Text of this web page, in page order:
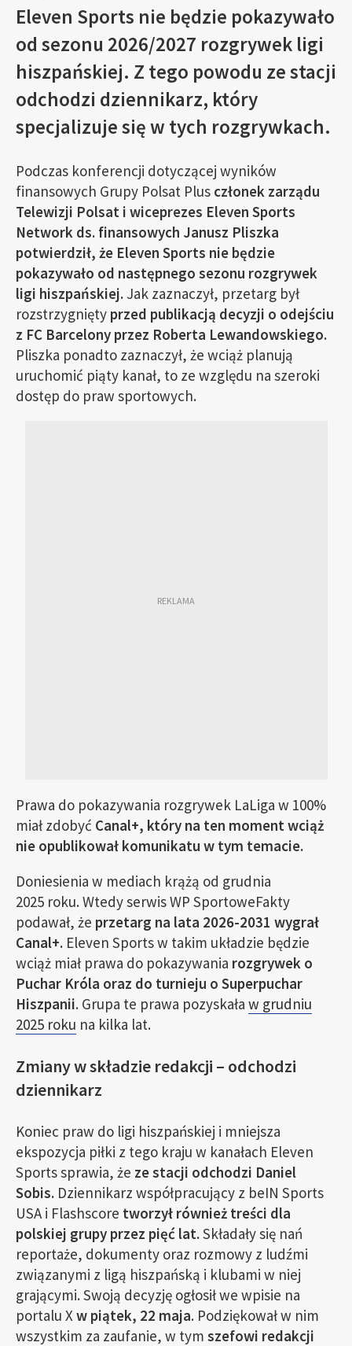
Eleven Sports nie będzie pokazywało
od sezonu 2026/2027 rozgrywek ligi
hiszpańskiej. Z tego powodu ze stacji
odchodzi dziennikarz, który
specjalizuje się w tych rozgrywkach.
Podczas konferencji dotyczącej wyników
finansowych Grupy Polsat Plus członek zarządu
Telewizji Polsat i wiceprezes Eleven Sports
Network ds. finansowych Janusz Pliszka
potwierdził, że Eleven Sports nie będzie
pokazywało od następnego sezonu rozgrywek
ligi hiszpańskiej. Jak zaznaczył, przetarg był
rozstrzygnięty przed publikacją decyzji o odejściu
z FC Barcelony przez Roberta Lewandowskiego.
Pliszka ponadto zaznaczył, że wciąż planują
uruchomić piąty kanał, to ze względu na szeroki
dostęp do praw sportowych.
Prawa do pokazywania rozgrywek LaLiga w 100%
miał zdobyć Canal+, który na ten moment wciąż
nie opublikował komunikatu w tym temacie.
Doniesienia w mediach krążą od grudnia
2025 roku. Wtedy serwis WP SportoweFakty
podawał, że przetarg na lata 2026-2031 wygrał
Canal+. Eleven Sports w takim układzie będzie
wciąż miał prawa do pokazywania rozgrywek o
Puchar Króla oraz do turnieju o Superpuchar
Hiszpanii. Grupa te prawa pozyskała w grudniu
2025 roku na kilka lat.
Zmiany w składzie redakcji – odchodzi
dziennikarz
Koniec praw do ligi hiszpańskiej i mniejsza
ekspozycja piłki z tego kraju w kanałach Eleven
Sports sprawia, że ze stacji odchodzi Daniel
Sobis. Dziennikarz współpracujący z beIN Sports
USA i Flashscore tworzył również treści dla
polskiej grupy przez pięć lat.Składały się nań
reportaże, dokumenty oraz rozmowy z ludźmi
związanymi z ligą hiszpańską i klubami w niej
grającymi. Swoją decyzję ogłosił we wpisie na
portalu Xw piątek, 22 maja. Podziękował w nim
wszystkim za zaufanie, w tym szefowi redakcji